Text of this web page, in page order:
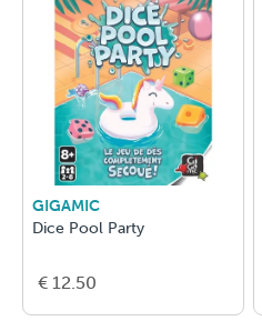
GIGAMIC
Dice Pool Party
€ 12.50